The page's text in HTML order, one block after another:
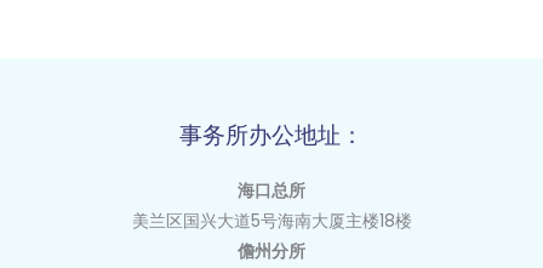
事务所办公地址：
海口总所
美兰区国兴大道5号海南大厦主楼18楼
儋州分所